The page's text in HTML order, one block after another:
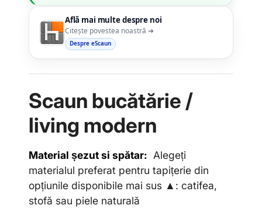
Află mai multe despre noi
Citește povestea noastră ➜
Despre eScaun
Scaun bucătărie /
living modern
Material șezut si spătar: Alegeți
materialul preferat pentru tapițerie din
opțiunile disponibile mai sus ▲: catifea,
stofă sau piele naturală